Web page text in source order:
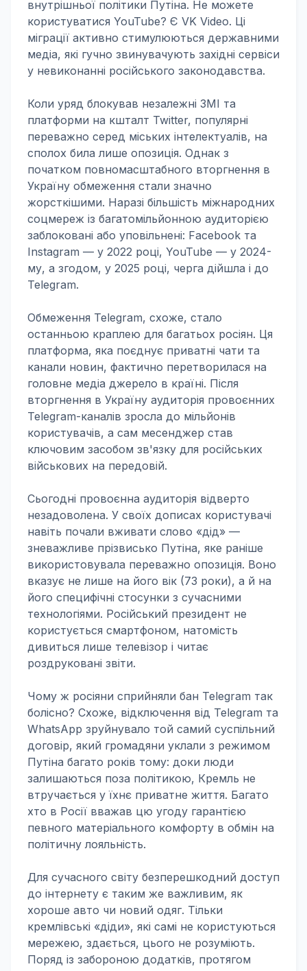
внутрішньої політики Путіна. Не можете
користуватися YouTube? Є VK Video. Ці
міграції активно стимулюються державними
медіа, які гучно звинувачують західні сервіси
у невиконанні російського законодавства.
Коли уряд блокував незалежні ЗМІ та
платформи на кшталт Twitter, популярні
переважно серед міських інтелектуалів, на
сполох била лише опозиція. Однак з
початком повномасштабного вторгнення в
Україну обмеження стали значно
жорсткішими. Наразі більшість міжнародних
соцмереж із багатомільйонною аудиторією
заблоковані або уповільнені: Facebook та
Instagram — у 2022 році, YouTube — у 2024-
му, а згодом, у 2025 році, черга дійшла і до
Telegram.
Обмеження Telegram, схоже, стало
останньою краплею для багатьох росіян. Ця
платформа, яка поєднує приватні чати та
канали новин, фактично перетворилася на
головне медіа джерело в країні. Після
вторгнення в Україну аудиторія провоєнних
Telegram-каналів зросла до мільйонів
користувачів, а сам месенджер став
ключовим засобом зв'язку для російських
військових на передовій.
Сьогодні провоєнна аудиторія відверто
незадоволена. У своїх дописах користувачі
навіть почали вживати слово «дід» —
зневажливе прізвисько Путіна, яке раніше
використовувала переважно опозиція. Воно
вказує не лише на його вік (73 роки), а й на
його специфічні стосунки з сучасними
технологіями. Російський президент не
користується смартфоном, натомість
дивиться лише телевізор і читає
роздруковані звіти.
Чому ж росіяни сприйняли бан Telegram так
болісно? Схоже, відключення від Telegram та
WhatsApp зруйнувало той самий суспільний
договір, який громадяни уклали з режимом
Путіна багато років тому: доки люди
залишаються поза політикою, Кремль не
втручається у їхнє приватне життя. Багато
хто в Росії вважав цю угоду гарантією
певного матеріального комфорту в обмін на
політичну лояльність.
Для сучасного світу безперешкодний доступ
до інтернету є таким же важливим, як
хороше авто чи новий одяг. Тільки
кремлівські «діди», які самі не користуються
мережею, здається, цього не розуміють.
Поряд із забороною додатків, протягом